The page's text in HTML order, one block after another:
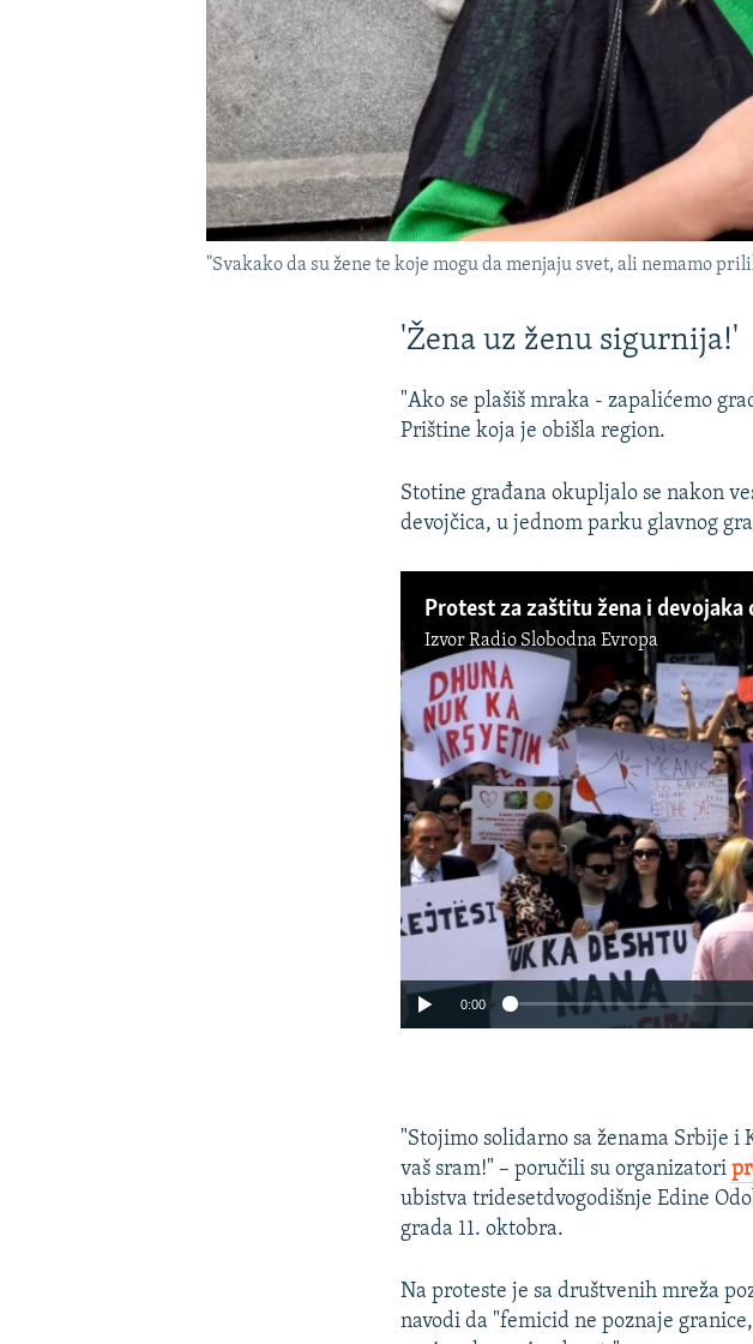
"Svakako da su žene te koje mogu da menjaju svet, ali nemamo
'Žena uz ženu sigurnija!'
"Ako se plašiš mraka - zapalićemo
Prištine koja je obišla region.
Stotine građana okupljalo se nakon
devojčica, u jednom parku glavnog
Protest za zaštitu žena i devojaka
IzvorRadio Slobodna Evropa
Auto 240p
No media
0:00
"Stojimo solidarno sa ženama Srbije i
vaš sram!" – poručili su organizatori
ubistva tridesetdvogodišnje Edine
grada 11. oktobra.
Na proteste je sa društvenih mreža
navodi da "femicid ne poznaje